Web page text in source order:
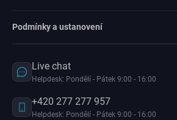
Podmínky a ustanovení
Live chat
Helpdesk: Pondělí - Pátek 9:00 - 16:00
+420 277 277 957
Helpdesk: Pondělí - Pátek 9:00 - 16:00